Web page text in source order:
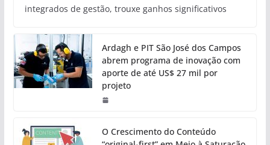
integrados de gestão, trouxe ganhos significativos
Ardagh e PIT São José dos Campos
abrem programa de inovação com
aporte de até US$ 27 mil por
projeto
O Crescimento do Conteúdo